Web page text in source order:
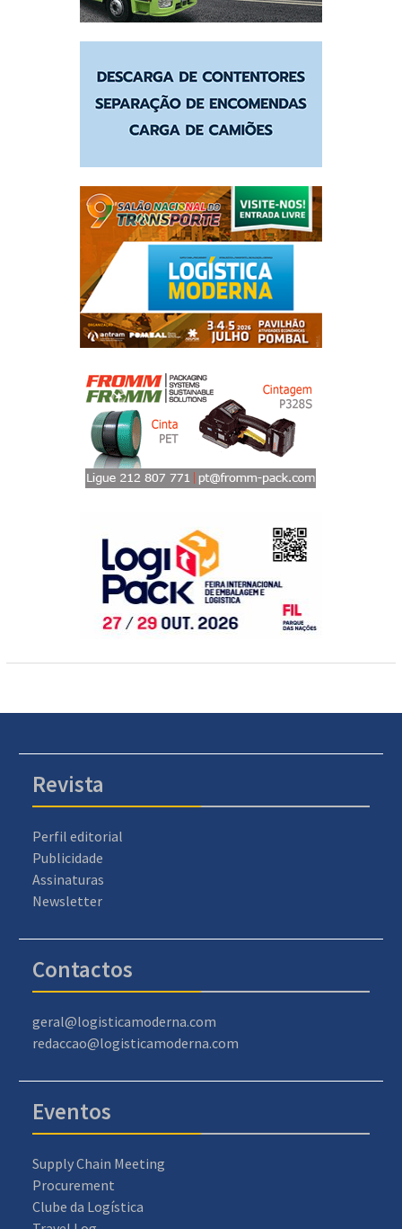
Revista
Perfil editorial
Publicidade
Assinaturas
Newsletter
Contactos
geral@logisticamoderna.com
redaccao@logisticamoderna.com
Eventos
Supply Chain Meeting
Procurement
Clube da Logística